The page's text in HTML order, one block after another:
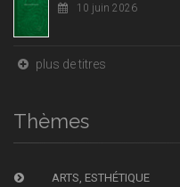
10 juin 2026
plus de titres
Thèmes
ARTS, ESTHÉTIQUE